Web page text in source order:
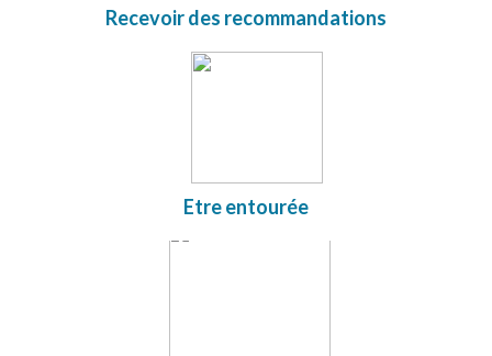
Recevoir des recommandations
Etre entourée